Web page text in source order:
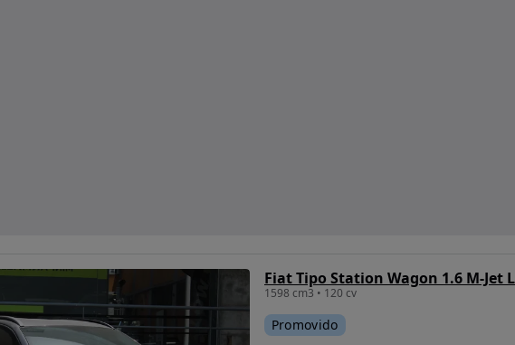
1598 cm3 • 120 cv
Promovido